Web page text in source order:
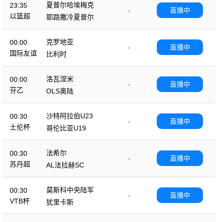
23:35
以篮超
夏普尔哈埃梅克
-
耶路撒冷夏普尔
直播中
00:00
国际友谊
克罗地亚
-
比利时
直播中
00:00
芬乙
洛瓦涅米
-
OLS奥陆
直播中
00:30
土伦杯
沙特阿拉伯U23
-
哥伦比亚U19
直播中
00:30
苏丹超
法希尔
-
AL法拉赫SC
直播中
00:30
VTB杯
莫斯科中央陆军
-
犹里卡斯
直播中